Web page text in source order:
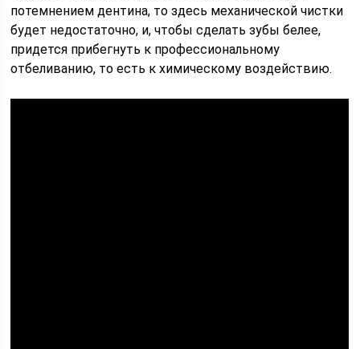
потемнением дентина, то здесь механической чистки
будет недостаточно, и, чтобы сделать зубы белее,
придется прибегнуть к профессиональному
отбеливанию, то есть к химическому воздействию.